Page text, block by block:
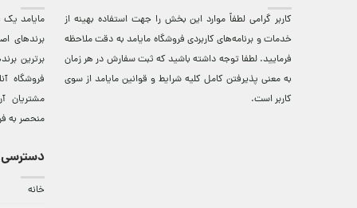
کاربر گرامی لطفاً موارد این بخش را جهت استفاده بهینه از
خدمات و برنامه‌‏های کاربردی فروشگاه مایامد به دقت ملاحظه
فرمایید. لطفا توجه داشته باشید که ثبت سفارش در هر زمان
به معنی پذیرفتن کامل کلیه شرایط و قوانین مایامد از سوی
کاربر است.
مایامد يک
برندهای
برترين‌
فروشگاه
مشتريان
منحصر به
خانه